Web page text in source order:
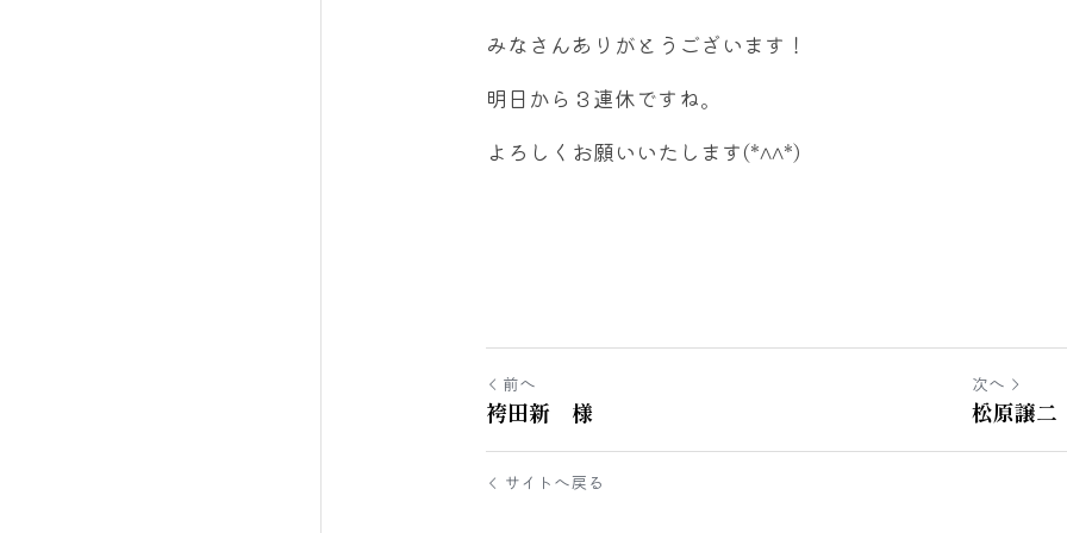
みなさんありがとうございます！
明日から３連休ですね。
よろしくお願いいたします(*^^*)
前へ
袴田新 様
次へ
松原譲
サイトへ戻る